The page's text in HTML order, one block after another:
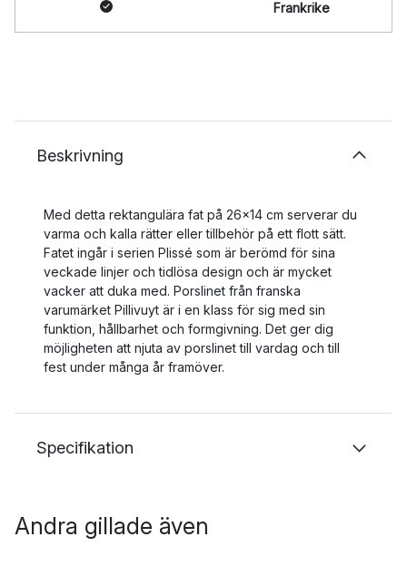
Frankrike
Beskrivning
Med detta rektangulära fat på 26x14 cm serverar du
varma och kalla rätter eller tillbehör på ett flott sätt.
Fatet ingår i serien Plissé som är berömd för sina
veckade linjer och tidlösa design och är mycket
vacker att duka med. Porslinet från franska
varumärket Pillivuyt är i en klass för sig med sin
funktion, hållbarhet och formgivning. Det ger dig
möjligheten att njuta av porslinet till vardag och till
fest under många år framöver.
Specifikation
Andra gillade även